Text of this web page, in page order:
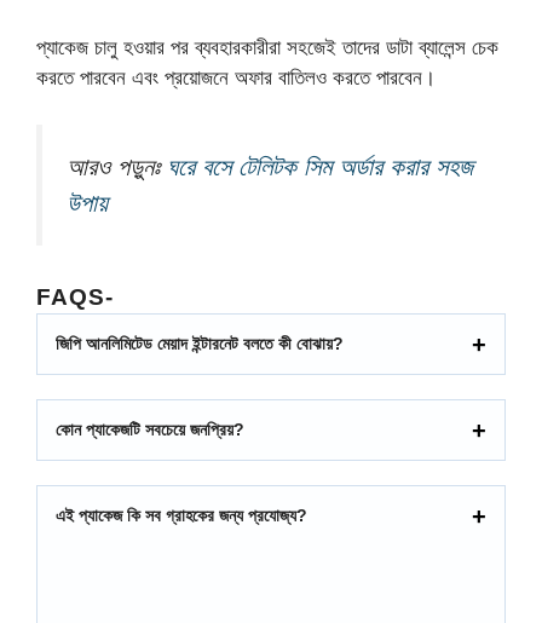
প্যাকেজ চালু হওয়ার পর ব্যবহারকারীরা সহজেই তাদের ডাটা ব্যালেন্স চেক
করতে পারবেন এবং প্রয়োজনে অফার বাতিলও করতে পারবেন।
আরও পড়ুনঃ ঘরে বসে টেলিটক সিম অর্ডার করার সহজ
উপায়
FAQS-
জিপি আনলিমিটেড মেয়াদ ইন্টারনেট বলতে কী বোঝায়?
কোন প্যাকেজটি সবচেয়ে জনপ্রিয়?
এই প্যাকেজ কি সব গ্রাহকের জন্য প্রযোজ্য?